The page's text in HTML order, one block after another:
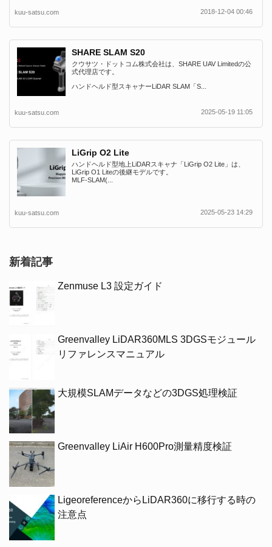
kuu-satsu.com 2018-12-04 00:46
SHARE SLAM S20
クウサツ・ドットコム株式会社は、SHARE UAV Limitedの公
式代理店です。
ハンドヘルド型スキャナーLiDAR SLAM「S...
kuu-satsu.com 2025-05-19 11:05
LiGrip O2 Lite
ハンドヘルド型地上LiDARスキャナ「LiGrip O2 Lite」は、
LiGrip O1 Liteの後継モデルです。
MLF-SLAM(...
kuu-satsu.com 2025-05-23 14:29
新着記事
Zenmuse L3 設定ガイド
Greenvalley LiDAR360MLS 3DGSモジュール
リファレンスマニュアル
大規模SLAMデータなどの3DGS処理検証
Greenvalley LiAir H600Pro測量精度検証
LigeoreferenceからLiDAR360に移行する時の
注意点